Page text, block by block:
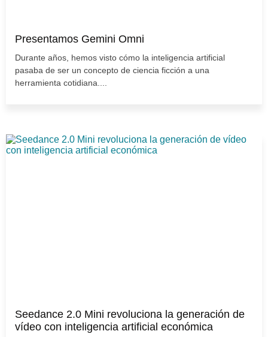
Presentamos Gemini Omni
Durante años, hemos visto cómo la inteligencia artificial
pasaba de ser un concepto de ciencia ficción a una
herramienta cotidiana....
Seedance 2.0 Mini revoluciona la generación de
vídeo con inteligencia artificial económica